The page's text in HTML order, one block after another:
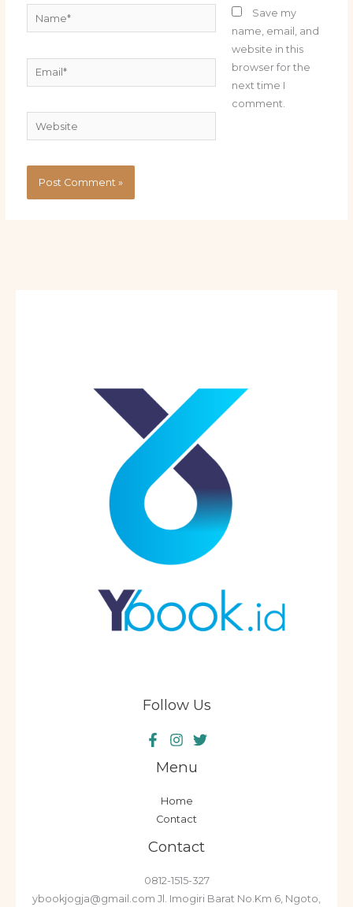
Name*
Email*
Website
Save my
name, email, and
website in this
browser for the
next time I
comment.
Follow Us
Menu
Home
Contact
Contact
0812-1515-327
ybookjogja@gmail.com Jl. Imogiri Barat No.Km 6, Ngoto,